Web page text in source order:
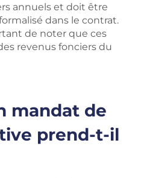
annuels et doit être
dans le contrat.
de noter que ces
revenus fonciers du
mandat de
prend-t-il